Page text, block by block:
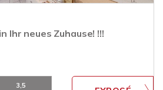
Ihr neues Zuhause! !!!
3,5